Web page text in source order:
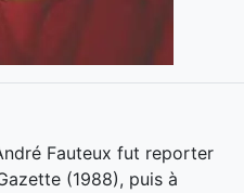
Fauteux fut reporter
(1988), puis à